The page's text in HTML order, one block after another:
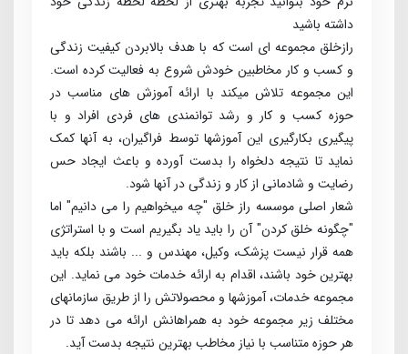
داشته باشید
راز­خلق مجموعه­ ای است که با هدف بالابردن کیفیت زندگی
و کسب ­و ­کار مخاطبین خودش شروع به فعالیت کرده است.
این مجموعه تلاش می­کند با ارائه آموزش­ های مناسب در
حوزه کسب­ و کار و رشد توانمندی ­های فردی افراد و با
پیگیری بکارگیری این آموزش­ها توسط فراگیران، به آنها کمک
نماید تا نتیجه دلخواه را بدست آورده و باعث ایجاد حس
رضایت و شادمانی از کار و زندگی در آنها شود.
شعار اصلی موسسه راز خلق "چه می­خواهیم را می­ دانیم" اما
"چگونه خلق کردن" آن را باید یاد بگیریم است و با استراتژی
همه قرار نیست پزشک، وکیل، مهندس و ... باشند بلکه باید
بهترین خود باشند، اقدام به ارائه خدمات خود می­ نماید. این
مجموعه خدمات، آموزش­ها و محصولاتش را از طریق سازمان­های
مختلف زیر مجموعه خود به همراهانش ارائه می­ دهد تا در
هر حوزه متناسب با نیاز مخاطب بهترین نتیجه بدست آید.